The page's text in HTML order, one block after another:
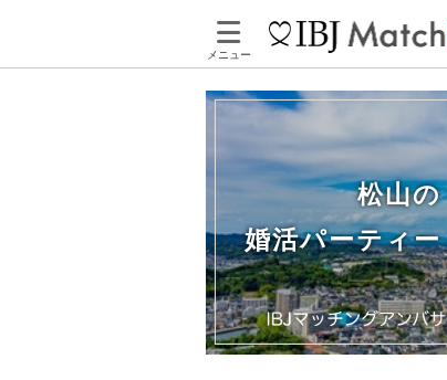
メニュー
松山の
婚活パーティ